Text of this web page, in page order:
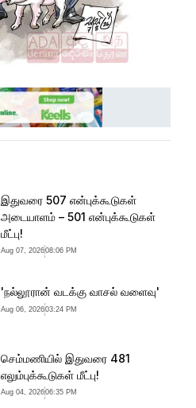
இதுவரை 507 என்புக்கூடுகள்
அடையாளம் – 501 என்புக்கூடுகள்
மீட்பு!
Aug 07, 202608:06 PM
'நல்லூரான் வடக்கு வாசல் வளைவு'
Aug 06, 202603:24 PM
செம்மணியில் இதுவரை 481
எலும்புக்கூடுகள் மீட்பு!
Aug 04, 202606:35 PM